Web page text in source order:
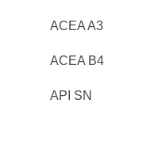
ACEA A3
ACEA B4
API SN